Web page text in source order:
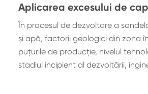
Aplicarea excesului de
În procesul de dezvoltare a
şi apă, factorii geologici din zona
puţurile de producţie, nivelul
stadiul incipient al dezvoltării,